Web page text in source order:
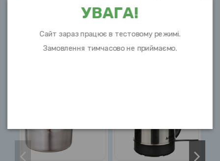
УВАГА!
Сайт зараз працює в тестовому режимі.
Замовлення тимчасово не приймаємо.